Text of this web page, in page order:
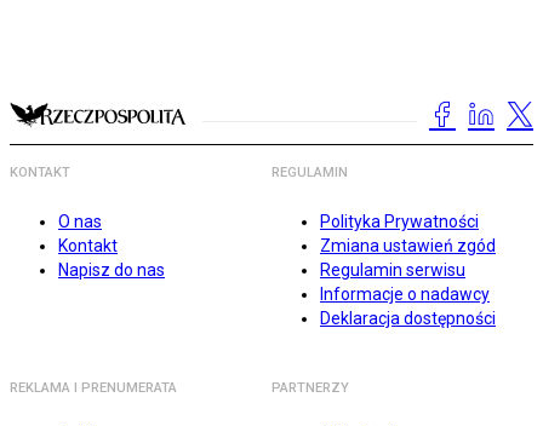
KONTAKT
O nas
Kontakt
Napisz do nas
REGULAMIN
Polityka Prywatności
Zmiana ustawień zgód
Regulamin serwisu
Informacje o nadawcy
Deklaracja dostępności
REKLAMA I PRENUMERATA PARTNERZY